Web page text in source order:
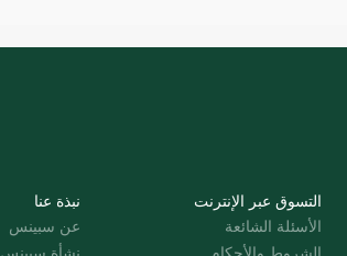
نبذة عنا
عن سبينس
التسوق عبر الإنترنت
الأسئلة الشائعة